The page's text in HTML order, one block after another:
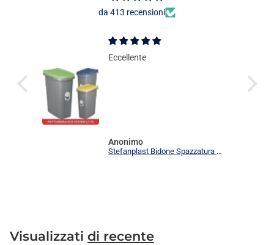
da 413 recensioni
Eccellente
Anonimo
Stefanplast Bidone Spazzatura Plastica Coperchio Colorato Eco System 15L Cestino Rettangolar
Visualizzati di recente